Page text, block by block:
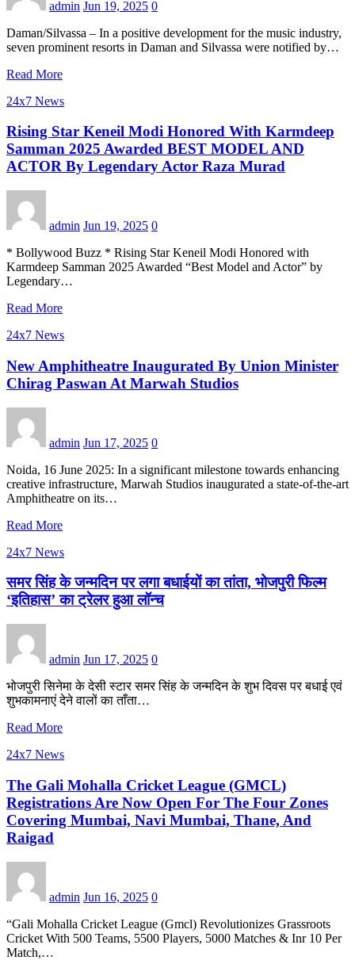
admin Jun 19, 2025 0
Daman/Silvassa – In a positive development for the music industry,
seven prominent resorts in Daman and Silvassa were notified by…
Read More
24x7 News
Rising Star Keneil Modi Honored With Karmdeep
Samman 2025 Awarded BEST MODEL AND
ACTOR By Legendary Actor Raza Murad
admin Jun 19, 2025 0
* Bollywood Buzz * Rising Star Keneil Modi Honored with
Karmdeep Samman 2025 Awarded “Best Model and Actor” by
Legendary…
Read More
24x7 News
New Amphitheatre Inaugurated By Union Minister
Chirag Paswan At Marwah Studios
admin Jun 17, 2025 0
Noida, 16 June 2025: In a significant milestone towards enhancing
creative infrastructure, Marwah Studios inaugurated a state-of-the-art
Amphitheatre on its…
Read More
24x7 News
समर सिंह के जन्मदिन पर लगा बधाईयों का तांता, भोजपुरी फिल्म
‘इतिहास’ का ट्रेलर हुआ लॉन्च
admin Jun 17, 2025 0
भोजपुरी सिनेमा के देसी स्टार समर सिंह के जन्मदिन के शुभ दिवस पर बधाई एवं
शुभकामनाएं देने वालों का ताँता…
Read More
24x7 News
The Gali Mohalla Cricket League (GMCL)
Registrations Are Now Open For The Four Zones
Covering Mumbai, Navi Mumbai, Thane, And
Raigad
admin Jun 16, 2025 0
“Gali Mohalla Cricket League (Gmcl) Revolutionizes Grassroots
Cricket With 500 Teams, 5500 Players, 5000 Matches & Inr 10 Per
Match,…